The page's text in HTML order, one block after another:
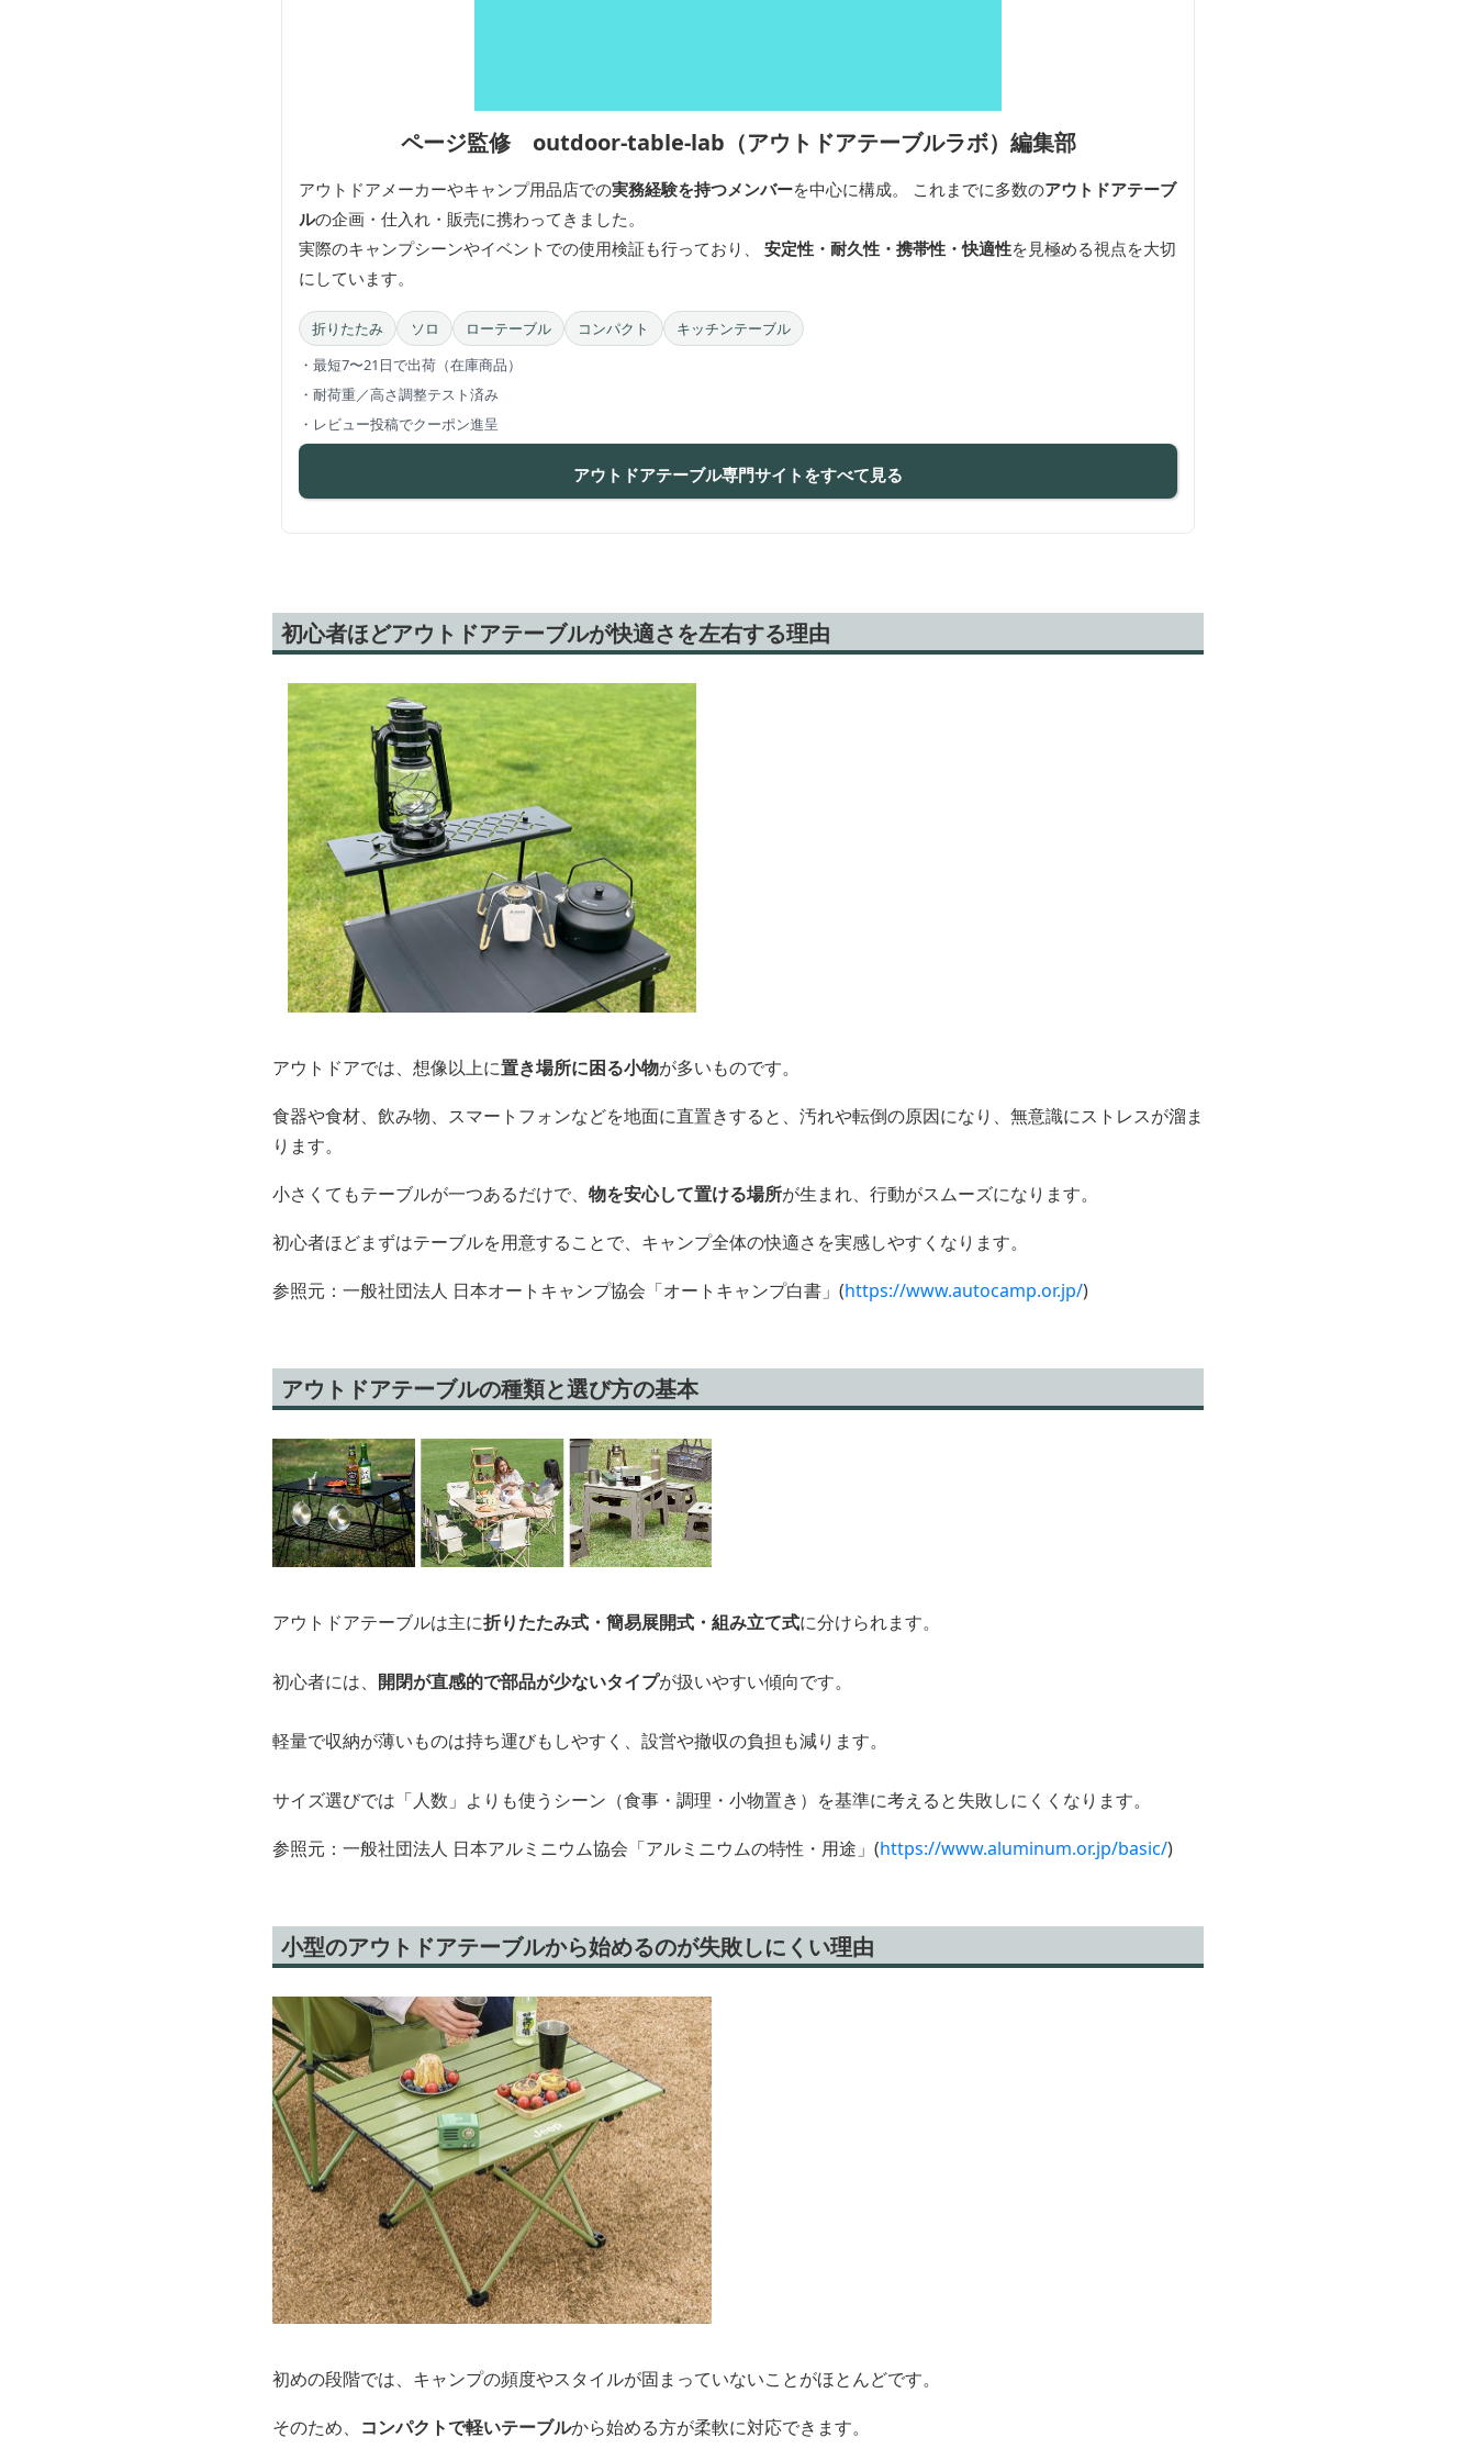
ページ監修 outdoor-table-lab（アウトドアテーブルラボ）編集部
アウトドアメーカーやキャンプ用品店での実務経験を持つメンバーを中心に構成。 これまでに多数のアウトドアテーブ
ルの企画・仕入れ・販売に携わってきました。
実際のキャンプシーンやイベントでの使用検証も行っており、 安定性・耐久性・携帯性・快適性を見極める視点を大切
にしています。
折りたたみ ソロ ローテーブル コンパクト
キッチンテーブル
・最短7〜21日で出荷（在庫商品）
・耐荷重／高さ調整テスト済み
・レビュー投稿でクーポン進呈
アウトドアテーブル専門サイトをすべて見る
初心者ほどアウトドアテーブルが快適さを左右する理由
アウトドアでは、想像以上に置き場所に困る小物が多いものです。
食器や食材、飲み物、スマートフォンなどを地面に直置きすると、汚れや転倒の原因になり、無意識にストレスが溜ま
ります。
小さくてもテーブルが一つあるだけで、 物を安心して置ける場所が生まれ、行動がスムーズになります。
初心者ほどまずはテーブルを用意することで、キャンプ全体の快適さを実感しやすくなります。
参照元：一般社団法人 日本オートキャンプ協会「オートキャンプ白書」(https://www.autocamp.or.jp/)
アウトドアテーブルの種類と選び方の基本
アウトドアテーブルは主に折りたたみ式・簡易展開式・組み立て式に分けられます。
初心者には、 開閉が直感的で部品が少ないタイプが扱いやすい傾向です。
軽量で収納が薄いものは持ち運びもしやすく、設営や撤収の負担も減ります。
サイズ選びでは「人数」よりも使うシーン（食事・調理・小物置き）を基準に考えると失敗しにくくなります。
参照元：一般社団法人 日本アルミニウム協会「アルミニウムの特性・用途」(https://www.aluminum.or.jp/basic/)
小型のアウトドアテーブルから始めるのが失敗しにくい理由
初めの段階では、キャンプの頻度やスタイルが固まっていないことがほとんどです。
そのため、 コンパクトで軽いテーブルから始める方が柔軟に対応できます。